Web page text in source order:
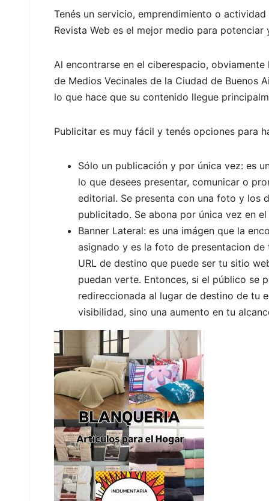
Tenés un servicio, emprendimiento o
Revista Web es el mejor medio para potenciar
Al encontrarse en el ciberespacio,
de Medios Vecinales de la Ciudad de
lo que hace que su contenido llegue
Publicitar es muy fácil y tenés opciones para
Sólo un publicación y por única vez: es
lo que desees presentar, comunicar o
editorial. Se presenta con una foto y los
publicitado. Se abona por única vez en
Banner Lateral: es una imágen que la
asignado y es la foto de presentacion
URL de destino que puede ser tu sitio
puedan verte. Entonces, si el público se
redireccionada al lugar de destino de tu
visibilidad, sino una aumento en tu